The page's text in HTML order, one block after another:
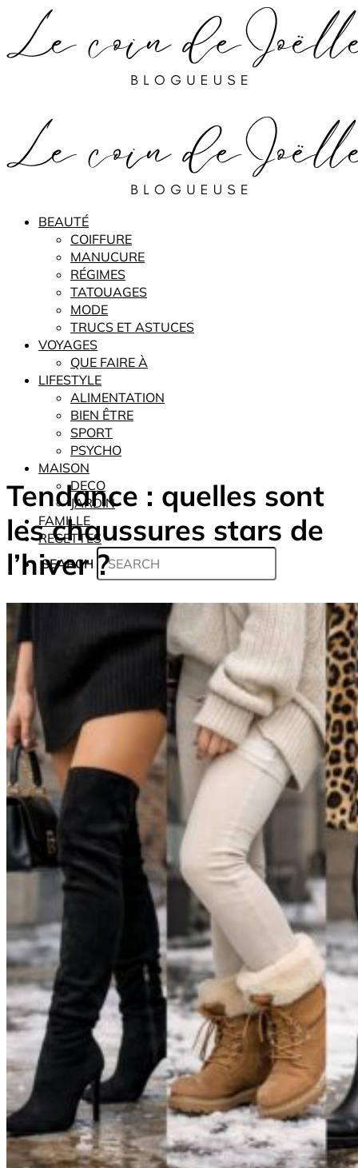
BEAUTÉ
COIFFURE
MANUCURE
RÉGIMES
TATOUAGES
MODE
TRUCS ET ASTUCES
VOYAGES
QUE FAIRE À
LIFESTYLE
ALIMENTATION
BIEN ÊTRE
SPORT
PSYCHO
MAISON
DECO
JARDIN
FAMILLE
RECETTES
SEARCH
Tendance : quelles sont
les chaussures stars de
l’hiver ?